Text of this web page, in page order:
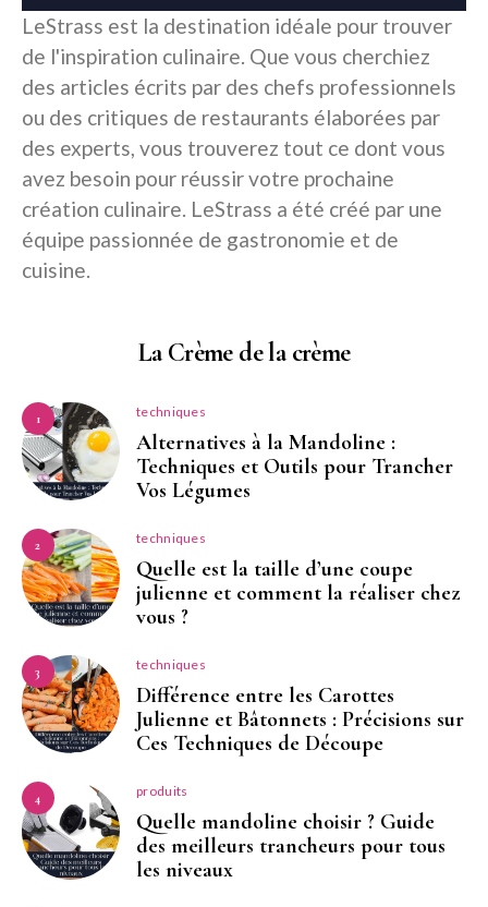
LeStrass est la destination idéale pour trouver
de l'inspiration culinaire. Que vous cherchiez
des articles écrits par des chefs professionnels
ou des critiques de restaurants élaborées par
des experts, vous trouverez tout ce dont vous
avez besoin pour réussir votre prochaine
création culinaire. LeStrass a été créé par une
équipe passionnée de gastronomie et de
cuisine.
La Crème de la crème
1 techniques
Alternatives à la Mandoline :
Techniques et Outils pour Trancher
Vos Légumes
2 techniques
Quelle est la taille d’une coupe
julienne et comment la réaliser chez
vous ?
3 techniques
Différence entre les Carottes
Julienne et Bâtonnets : Précisions sur
Ces Techniques de Découpe
4 produits
Quelle mandoline choisir ? Guide
des meilleurs trancheurs pour tous
les niveaux